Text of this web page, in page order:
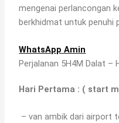
mengenai perlancongan
berkhidmat untuk penuhi
WhatsApp Amin
Perjalanan 5H4M Dalat –
Hari Pertama : ( start
– van ambik dari airport